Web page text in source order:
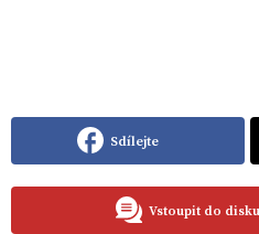
Sdílejte
Vstoupit do